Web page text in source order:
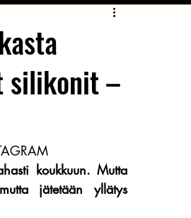
Instagramin Beibit
Mål Tatuointi
silikonit –
koukkuun. Mutta
jätetään yllätys